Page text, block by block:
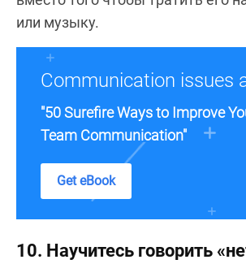
или музыку.
Communication issues
"50 Surefire Ways to Improve
Team Communication"
Get eBook
10. Научитесь говорить